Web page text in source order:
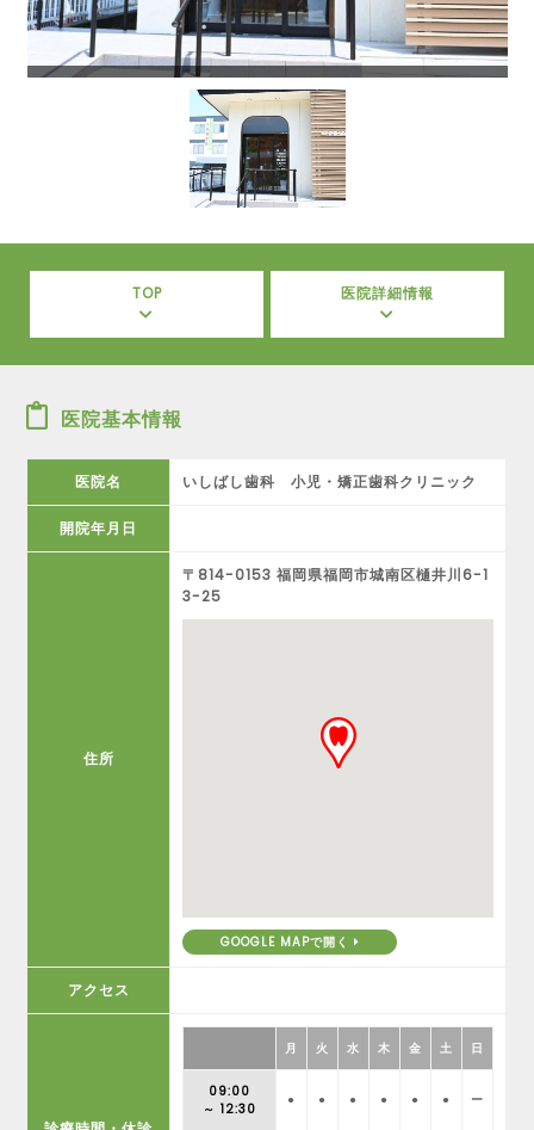
TOP 医院詳細情報
医院基本情報
医院名 いしばし歯科 小児・矯正歯科クリニック
開院年月日
住所
〒814-0153 福岡県福岡市城南区樋井川6-1
3-25
GOOGLE MAPで開く
アクセス
月 火 水 木 金 土 日
09:00
～ 12:30
● ● ● ● ● ● ー